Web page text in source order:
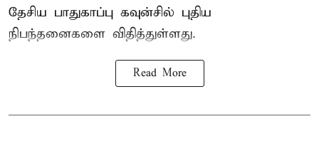
தேசிய பாதுகாப்பு கவுன்சில் புதிய
நிபந்தனைகளை விதித்துள்ளது.
Read More